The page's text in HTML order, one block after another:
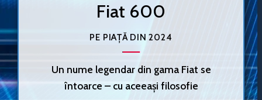
Fiat 600
PE PIAȚĂ DIN 2024
Un nume legendar din gama Fiat se
întoarce – cu aceeași filosofie